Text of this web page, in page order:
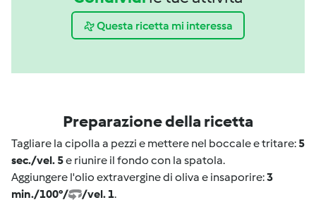
Questa ricetta mi interessa
Preparazione della ricetta
Tagliare la cipolla a pezzi e mettere nel boccale e tritare: 5
sec./vel. 5e riunire il fondo con la spatola.
Aggiungere l'olio extravergine di oliva e insaporire:3
min./100°/
/vel. 1.